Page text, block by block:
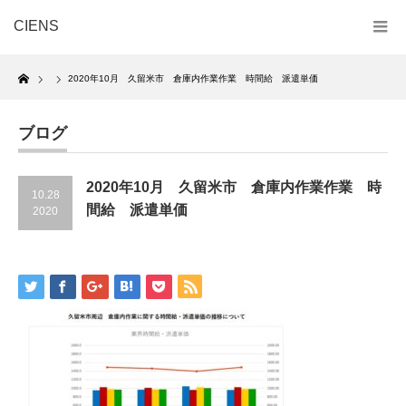
CIENS
Home
2020年10月 久留米市 倉庫内作業作業 時間給 派遣単価
ブログ
10.28
2020
2020年10月 久留米市 倉庫内作業作業 時
間給 派遣単価